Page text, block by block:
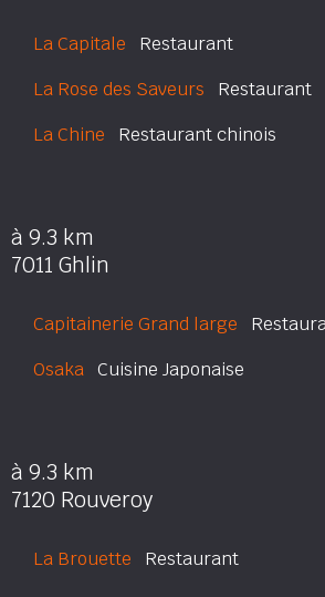
La Capitale Restaurant
La Rose des Saveurs Restaurant
La Chine Restaurant chinois
à 9.3 km
7011 Ghlin
Capitainerie Grand large
Osaka Cuisine Japonaise
à 9.3 km
7120 Rouveroy
La Brouette Restaurant